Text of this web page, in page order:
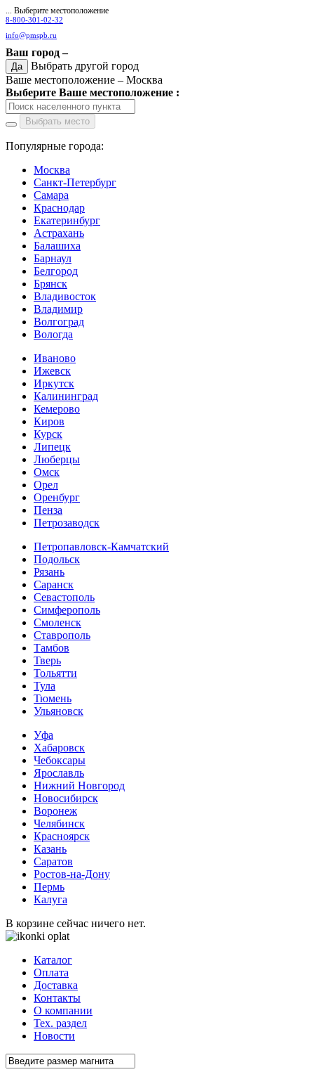
... Выберите местоположение
8-800-301-02-32
info@pmspb.ru
Ваш город –
Да
Выбрать другой город
Ваше местоположение – Москва
Выберите Ваше местоположение :
Выбрать место
Популярные города:
Москва
Санкт-Петербург
Самара
Краснодар
Екатеринбург
Астрахань
Балашиха
Барнаул
Белгород
Брянск
Владивосток
Владимир
Волгоград
Вологда
Иваново
Ижевск
Иркутск
Калининград
Кемерово
Киров
Курск
Липецк
Люберцы
Омск
Орел
Оренбург
Пенза
Петрозаводск
Петропавловск-Камчатский
Подольск
Рязань
Саранск
Севастополь
Симферополь
Смоленск
Ставрополь
Тамбов
Тверь
Тольятти
Тула
Тюмень
Ульяновск
Уфа
Хабаровск
Чебоксары
Ярославль
Нижний Новгород
Новосибирск
Воронеж
Челябинск
Красноярск
Казань
Саратов
Ростов-на-Дону
Пермь
Калуга
В корзине сейчас ничего нет.
Каталог
Оплата
Доставка
Контакты
О компании
Тех. раздел
Новости